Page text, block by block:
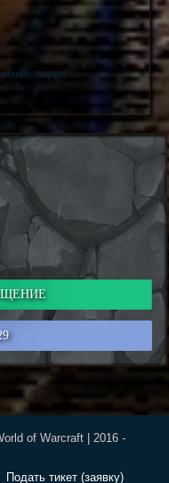
of Warcraft | 2016 -
Подать тикет (заявку)